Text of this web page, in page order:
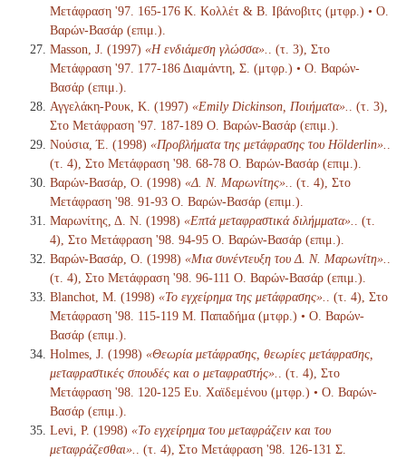
Μετάφραση '97. 165-176 Κ. Κολλέτ & Β. Ιβάνοβιτς (μτφρ.) • Ο.
Βαρών-Βασάρ (επιμ.).
Masson, J. (1997) «Η ενδιάμεση γλώσσα».
. (τ. 3), Στο
Μετάφραση '97. 177-186 Διαμάντη, Σ. (μτφρ.) • Ο. Βαρών-
Βασάρ (επιμ.).
Αγγελάκη-Ρουκ, Κ. (1997) «Emily Dickinson, Ποιήματα».
. (τ. 3),
Στο Μετάφραση '97. 187-189 Ο. Βαρών-Βασάρ (επιμ.).
Νούσια, Έ. (1998) «Προβλήματα της μετάφρασης του Hölderlin».
(τ. 4), Στο Μετάφραση '98. 68-78 Ο. Βαρών-Βασάρ (επιμ.).
Βαρών-Βασάρ, Ο. (1998) «Δ. Ν. Μαρωνίτης».
. (τ. 4), Στο
Μετάφραση '98. 91-93 Ο. Βαρών-Βασάρ (επιμ.).
Μαρωνίτης, Δ. Ν. (1998) «Επτά μεταφραστικά διλήμματα».
. (τ.
4), Στο Μετάφραση '98. 94-95 Ο. Βαρών-Βασάρ (επιμ.).
Βαρών-Βασάρ, Ο. (1998) «Μια συνέντευξη του Δ. Ν. Μαρωνίτη».
(τ. 4), Στο Μετάφραση '98. 96-111 Ο. Βαρών-Βασάρ (επιμ.).
Blanchot, M. (1998) «Το εγχείρημα της μετάφρασης».
. (τ. 4), Στο
Μετάφραση '98. 115-119 Μ. Παπαδήμα (μτφρ.) • Ο. Βαρών-
Βασάρ (επιμ.).
Holmes, J. (1998) «Θεωρία μετάφρασης, θεωρίες μετάφρασης,
μεταφραστικές σπουδές και ο μεταφραστής».
. (τ. 4), Στο
Μετάφραση '98. 120-125 Ευ. Χαϊδεμένου (μτφρ.) • Ο. Βαρών-
Βασάρ (επιμ.).
Levi, P. (1998) «Το εγχείρημα του μεταφράζειν και του
μεταφράζεσθαι».
. (τ. 4), Στο Μετάφραση '98. 126-131 Σ.